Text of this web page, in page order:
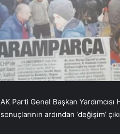
AK Parti Genel Başkan Yardımcısı
sonuçlarının ardından ‘değişim’